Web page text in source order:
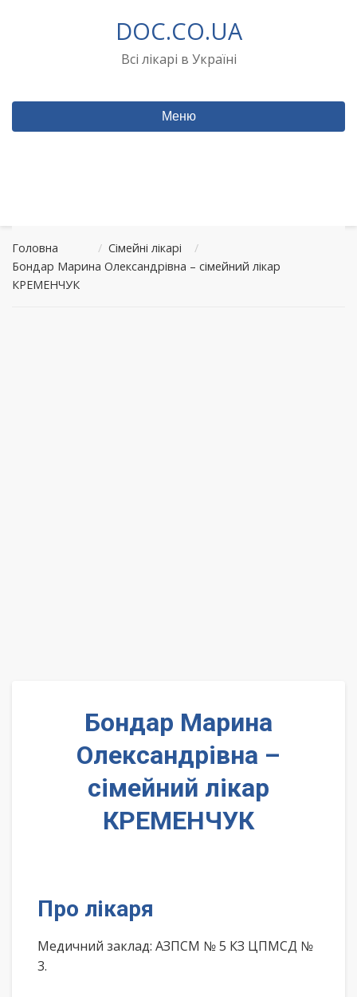
DOC.CO.UA
Всі лікарі в Україні
Меню
Головна / Сімейні лікарі
/
Бондар Марина Олександрівна – сімейний лікар
КРЕМЕНЧУК
Бондар Марина
Олександрівна –
сімейний лікар
КРЕМЕНЧУК
Про лікаря
Медичний заклад: АЗПСМ № 5 КЗ ЦПМСД №
3.